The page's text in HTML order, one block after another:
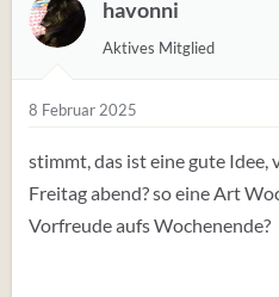
havonni
Aktives Mitglied
8 Februar 2025
stimmt, das ist eine gute Idee,
Freitag abend? so eine Art
Vorfreude aufs Wochenende?